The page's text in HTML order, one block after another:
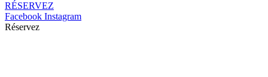
RÉSERVEZ
Facebook Instagram
Réservez